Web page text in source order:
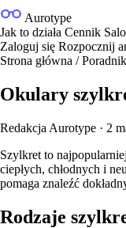
Aurotype
Jak to działa Cennik
Zaloguj się Rozpocznij
Strona główna / Poradnik
Okulary
Redakcja Aurotype · 2
Szylkret to
ciepłych, chłodnych i
pomaga znaleźć
Rodzaje